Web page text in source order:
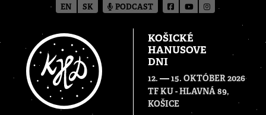
KOŠICKÉ
HANUSOVE
DNI
12. — 15. OKTÓBER 2026
TF KU - HLAVNÁ 89,
KOŠICE
EN SK PODCAST